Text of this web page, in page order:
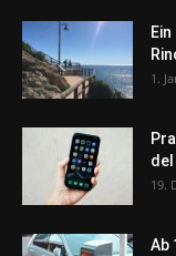
1.
del
19.
Ab